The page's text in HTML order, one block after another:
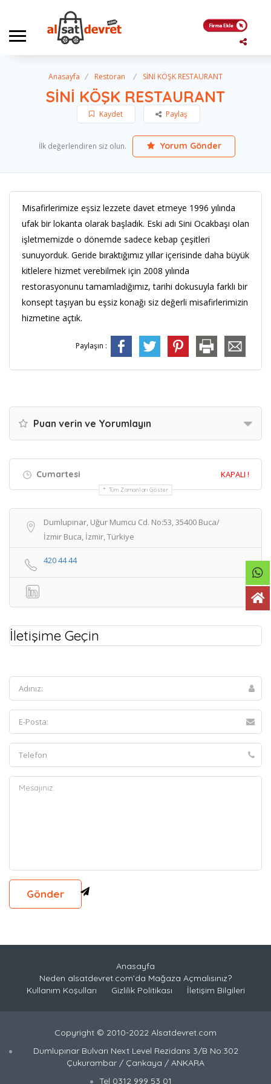
Anasayfa Restoran SİNİ KÖŞK RESTAURANT
SİNİ KÖŞK RESTAURANT
Kaydet Paylaş
İlk değerlendiren siz olun. Yorum Gönder
Misafirlerimize eşsiz lezzete davet etmeye 1996 yılında
ufak bir lokanta olarak başladık. Eski adı Sini Ocakbaşı olan
işletmemizde o dönemde sadece kebap çeşitleri
sunuyorduk. Geride bıraktığımız yıllar içerisinde daha büyük
kitlelere hizmet verebilmek için 2008 yılında
restorasyonunu tamamladığımız, tarihi dokusuyla farklı bir
konsept taşıyan bu eşsiz konağı siz değerli misafirlerimizin
hizmetine açtık.
Paylaşın :
Puan verin ve Yorumlayın
Cumartesi KAPALI !
Tüm Zamanları Göster
Dumlupınar, Uğur Mumcu Cd. No:53, 35400 Buca/
İzmir Buca, İzmir, Türkiye
420 44 44
İletişime Geçin
Anasayfa
Neden alsatdevret.com’da Mağaza Açmalısınız?
Kullanım Koşulları
Gizlilik Politikası İletişim Bilgileri
Copyright © 2010-2022 Alsatdevret.com
Dumlupınar Bulvarı Next Level Rezidans 3/B No:302
Çukurambar / Çankaya / ANKARA
Tel 0312 999 53 01